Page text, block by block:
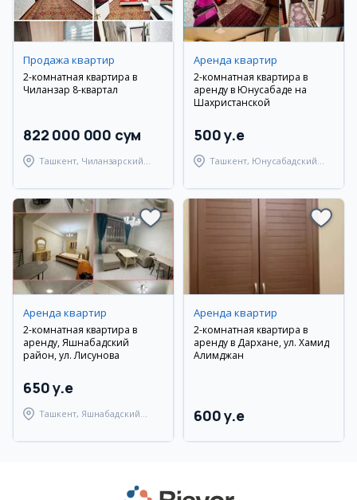
Продажа квартир
2-комнатная квартира в
Чиланзар 8-квартал
822 000 000 сум
Ташкент, Чиланзарский
Аренда квартир
2-комнатная квартира в
аренду в Юнусабаде на
Шахристанской
500 y.e
Ташкент, Юнусабадский
Аренда квартир
2-комнатная квартира в
аренду, Яшнабадский
район, ул. Лисунова
650 y.e
Ташкент, Яшнабадский
Аренда квартир
2-комнатная квартира в
аренду в Дархане, ул. Хамид
Алимджан
600 y.e